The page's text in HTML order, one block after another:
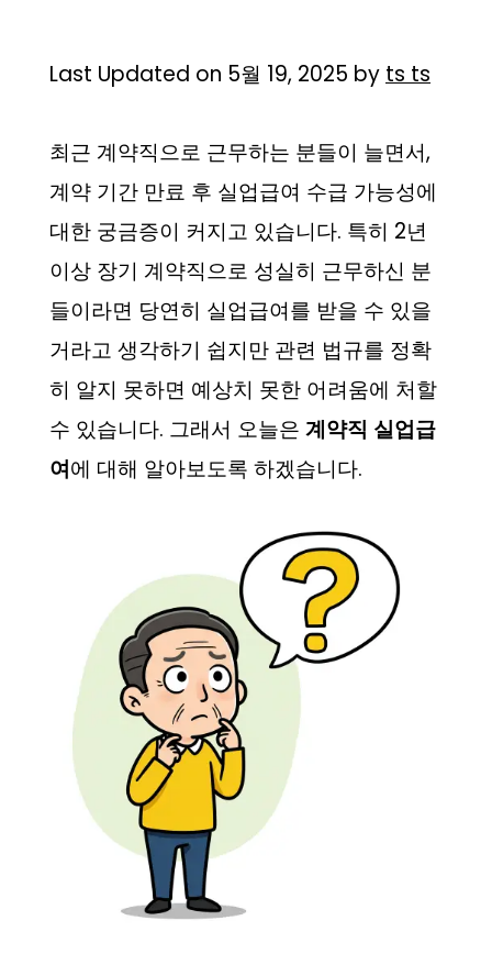
Last Updated on 5월 19, 2025 by ts ts
최근 계약직으로 근무하는 분들이 늘면서,
계약 기간 만료 후 실업급여 수급 가능성에
대한 궁금증이 커지고 있습니다. 특히 2년
이상 장기 계약직으로 성실히 근무하신 분
들이라면 당연히 실업급여를 받을 수 있을
거라고 생각하기 쉽지만 관련 법규를 정확
히 알지 못하면 예상치 못한 어려움에 처할
수 있습니다. 그래서 오늘은 계약직 실업급
여에 대해 알아보도록 하겠습니다.